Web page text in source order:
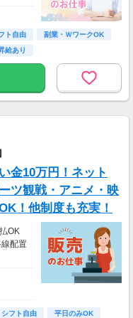
類に
）
る場
ト自由
副業・ＷワークOK
給あり
金10万円！ネット
ツ観戦・アニメ・映
！他制度も充実！
OK
配置
シフト自由
平日のみOK